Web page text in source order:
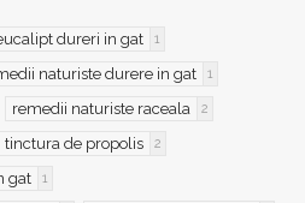
dureri in gat 1
naturiste durere in gat 1
remedii naturiste raceala 2
tinctura de propolis 2
gat 1